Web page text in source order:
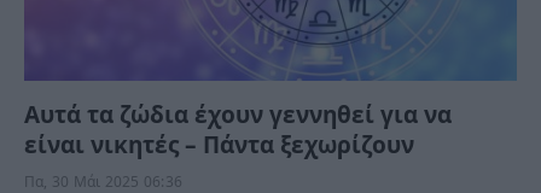
Αυτά τα ζώδια έχουν γεννηθεί για να
είναι νικητές – Πάντα ξεχωρίζουν
Πα, 30 Μάι 2025 06:36